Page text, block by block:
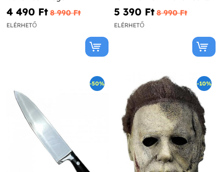
4 490 Ft‎ 8 990 Ft‎
ELÉRHETŐ
2018
5 390 Ft‎ 8 990 Ft‎
ELÉRHETŐ
-50% -10%